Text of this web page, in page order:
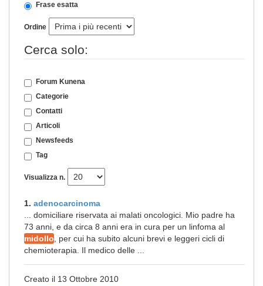
Frase esatta
Ordine
Cerca solo:
Forum Kunena
Categorie
Contatti
Articoli
Newsfeeds
Tag
Visualizza n.
1. adenocarcinoma
... domiciliare riservata ai malati oncologici. Mio padre ha
73 anni, e da circa 8 anni era in cura per un linfoma al
midollo , per cui ha subito alcuni brevi e leggeri cicli di
chemioterapia. Il medico delle ...
Creato il 13 Ottobre 2010